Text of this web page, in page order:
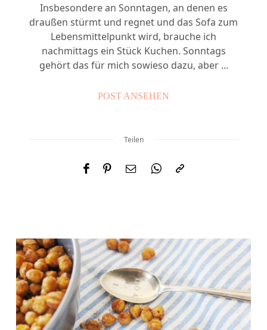
Insbesondere an Sonntagen, an denen es
draußen stürmt und regnet und das Sofa zum
Lebensmittelpunkt wird, brauche ich
nachmittags ein Stück Kuchen. Sonntags
gehört das für mich sowieso dazu, aber ...
POST ANSEHEN
Teilen